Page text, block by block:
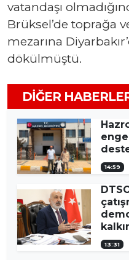
vatandaşı
Brüksel’de toprağa
mezarına
dökülmüştü.
DIĞER
14:59
13:31